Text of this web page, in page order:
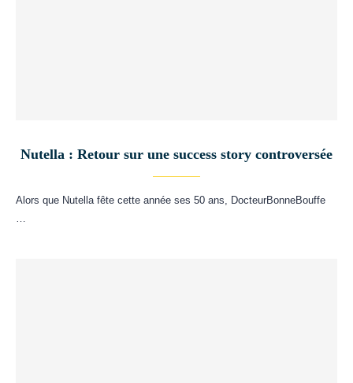
Nutella : Retour sur une success story controversée
Alors que Nutella fête cette année ses 50 ans, DocteurBonneBouffe
…